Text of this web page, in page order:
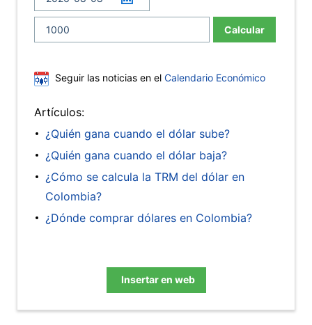
Calcular
Seguir las noticias en el Calendario Económico
Artículos:
¿Quién gana cuando el dólar sube?
¿Quién gana cuando el dólar baja?
¿Cómo se calcula la TRM del dólar en
Colombia?
¿Dónde comprar dólares en Colombia?
Insertar en web